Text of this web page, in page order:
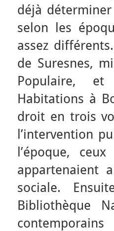
déjà
selon les
assez
de Suresnes,
Populaire, et
Habitations à
droit en trois
l’intervention
l’époque,
appartenaient
sociale.
Bibliothèque